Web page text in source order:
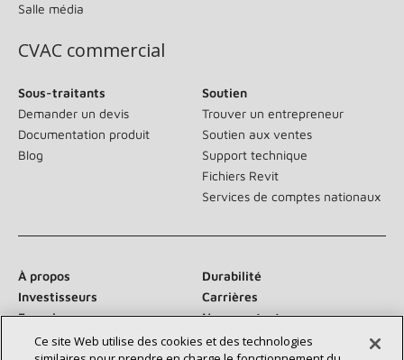
Salle média
CVAC commercial
Sous-traitants
Demander un devis
Documentation produit
Blog
Soutien
Trouver un entrepreneur
Soutien aux ventes
Support technique
Fichiers Revit
Services de comptes nationaux
À propos
Durabilité
Investisseurs
Carrières
Fournisseurs
Nous contacter
Salle de presse
Ce site Web utilise des cookies et des technologies